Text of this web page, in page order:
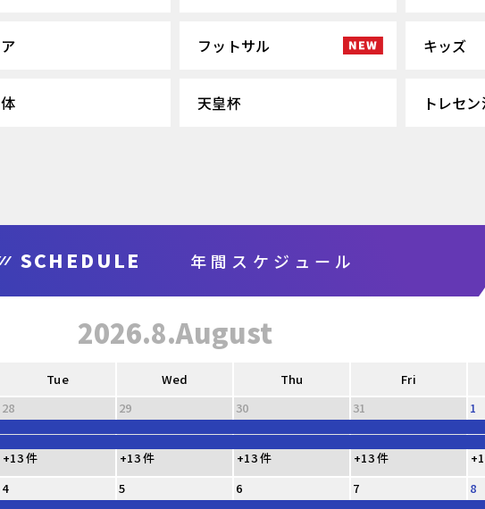
フットサル キッズ
天皇杯 トレセ
SCHEDULE 年間スケジュール
2026.8.August
Tue Wed Thu Fri
28 29 30 31 1
+13 件 +13 件 +13 件 +13 件
4 5 6 7 8